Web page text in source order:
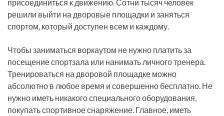
присоединиться к движению. Сотни тысяч человек
решили выйти на дворовые площадки и заняться
спортом, который доступен всем и каждому.
Чтобы заниматься воркаутом не нужно платить за
посещение спортзала или нанимать личного тренера.
Тренироваться на дворовой площадке можно
абсолютно в любое время и совершенно бесплатно. Не
нужно иметь никакого специального оборудования,
покупать спортивное снаряжение. Главное, иметь